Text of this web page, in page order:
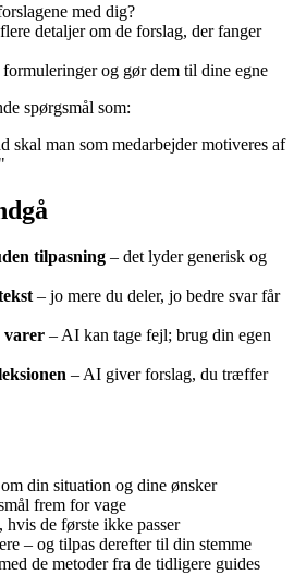
med dig?
detaljer om de forslag, der fanger
formuleringer og gør dem til dine egne
spørgsmål som:
skal man som medarbejder motiveres af
tilpasning – det lyder generisk og
– jo mere du deler, jo bedre svar får
varer – AI kan tage fejl; brug din egen
– AI giver forslag, du træffer
din situation og dine ønsker
frem for vage
de første ikke passer
– og tilpas derefter til din stemme
de metoder fra de tidligere guides